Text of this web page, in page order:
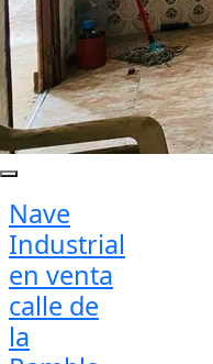
Nave
Industrial
en venta
calle de
la